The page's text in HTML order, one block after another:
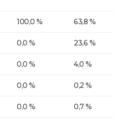
100,0 % 63,8 %
0,0 % 23,6 %
0,0 % 4,0 %
0,0 % 0,2 %
0,0 % 0,7 %